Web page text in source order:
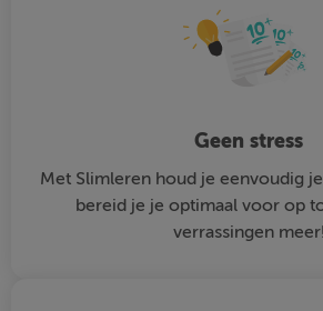
Geen stress
Met Slimleren houd je eenvoudig
bereid je je optimaal voor op
verrassingen meer!